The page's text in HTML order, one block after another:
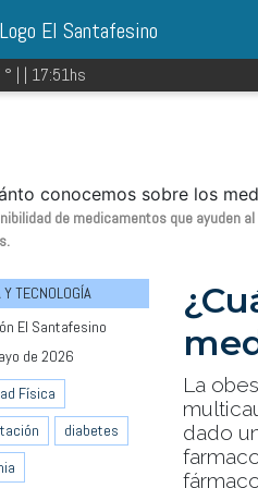
° | | 17:51hs
de medicamentos que ayuden
Y TECNOLOGÍA
El Santafesino
de 2026
Física
diabetes
La
dado